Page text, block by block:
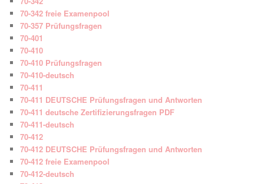
70-342 freie Examenpool
70-357 Prüfungsfragen
70-401
70-410
70-410 Prüfungsfragen
70-410-deutsch
70-411
70-411 DEUTSCHE Prüfungsfragen und Antworten
70-411 deutsche Zertifizierungsfragen PDF
70-411-deutsch
70-412
70-412 DEUTSCHE Prüfungsfragen und Antworten
70-412 freie Examenpool
70-412-deutsch